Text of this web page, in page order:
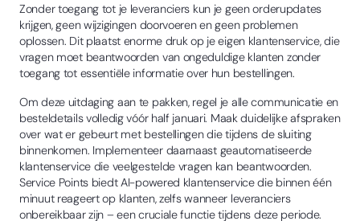
Zonder toegang tot je leveranciers kun je geen orderupdates
krijgen, geen wijzigingen doorvoeren en geen problemen
oplossen. Dit plaatst enorme druk op je eigen klantenservice, die
vragen moet beantwoorden van ongeduldige klanten zonder
toegang tot essentiële informatie over hun bestellingen.
Om deze uitdaging aan te pakken, regel je alle communicatie en
besteldetails volledig vóór half januari. Maak duidelijke afspraken
over wat er gebeurt met bestellingen die tijdens de sluiting
binnenkomen. Implementeer daarnaast geautomatiseerde
klantenservice die veelgestelde vragen kan beantwoorden.
Service Points biedt AI-powered klantenservice die binnen één
minuut reageert op klanten, zelfs wanneer leveranciers
onbereikbaar zijn – een cruciale functie tijdens deze periode.